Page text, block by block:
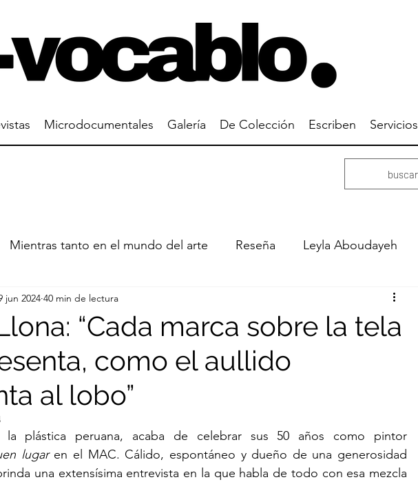
Microdocumentales Galería De Colección Escriben Servicios
Mientras tanto en el mundo del arte Reseña Leyla Aboudayeh
un cuadro Gustavo Buntinx
Nuria Cano Jerson Ramírez Juan Peralta
Ramón Mujica
Florencia Portocarrero Daniel Bernedo Tarissa Revilla
“Cada marca sobre la tela
como el aullido
al lobo”
jun 2024 40 min de lectura
la plástica peruana, acaba de celebrar sus 50 años como pintor
lugar en el MAC. Cálido, espontáneo y dueño de una generosidad
una extensísima entrevista en la que habla de todo con esa mezcla